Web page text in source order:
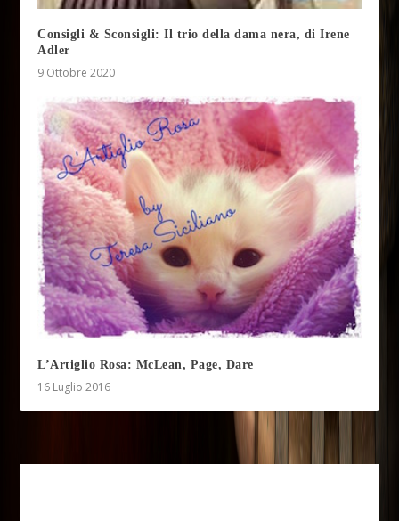
Consigli & Sconsigli: Il trio della dama nera, di Irene
Adler
9 Ottobre 2020
L’Artiglio Rosa: McLean, Page, Dare
16 Luglio 2016